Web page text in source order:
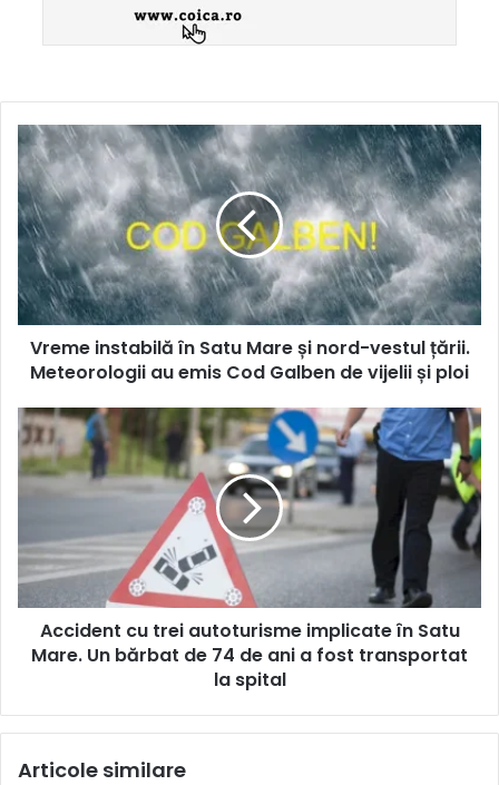
Vreme instabilă în Satu Mare și nord-vestul țării.
Meteorologii au emis Cod Galben de vijelii și ploi
Accident cu trei autoturisme implicate în Satu
Mare. Un bărbat de 74 de ani a fost transportat
la spital
Articole similare